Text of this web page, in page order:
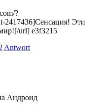
?
2417436]Сенсация! Эти
url] e3f3215
Antwort
Андроид